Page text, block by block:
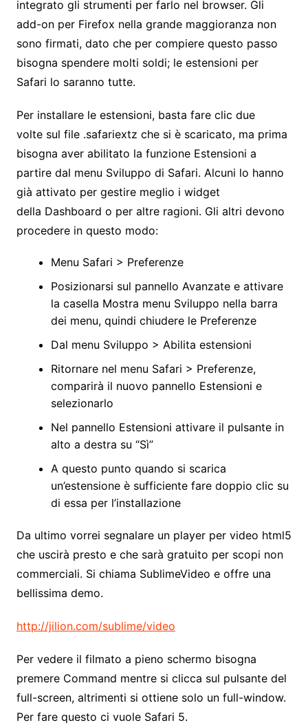
integrato gli strumenti per farlo nel browser. Gli
add-on per Firefox nella grande maggioranza non
sono firmati, dato che per compiere questo passo
bisogna spendere molti soldi; le estensioni per
Safari lo saranno tutte.
Per installare le estensioni, basta fare clic due
volte sul file .safariextz che si è scaricato, ma prima
bisogna aver abilitato la funzione Estensioni a
partire dal menu Sviluppo di Safari. Alcuni lo hanno
già attivato per gestire meglio i widget
della Dashboard o per altre ragioni. Gli altri devono
procedere in questo modo:
Menu Safari > Preferenze
Posizionarsi sul pannello Avanzate e attivare
la casella Mostra menu Sviluppo nella barra
dei menu, quindi chiudere le Preferenze
Dal menu Sviluppo > Abilita estensioni
Ritornare nel menu Safari > Preferenze,
comparirà il nuovo pannello Estensioni e
selezionarlo
Nel pannello Estensioni attivare il pulsante in
alto a destra su “Sì”
A questo punto quando si scarica
un’estensione è sufficiente fare doppio clic su
di essa per l’installazione
Da ultimo vorrei segnalare un player per video html5
che uscirà presto e che sarà gratuito per scopi non
commerciali. Si chiama SublimeVideo e offre una
bellissima demo.
http://jilion.com/sublime/video
Per vedere il filmato a pieno schermo bisogna
premere Command mentre si clicca sul pulsante del
full-screen, altrimenti si ottiene solo un full-window.
Per fare questo ci vuole Safari 5.